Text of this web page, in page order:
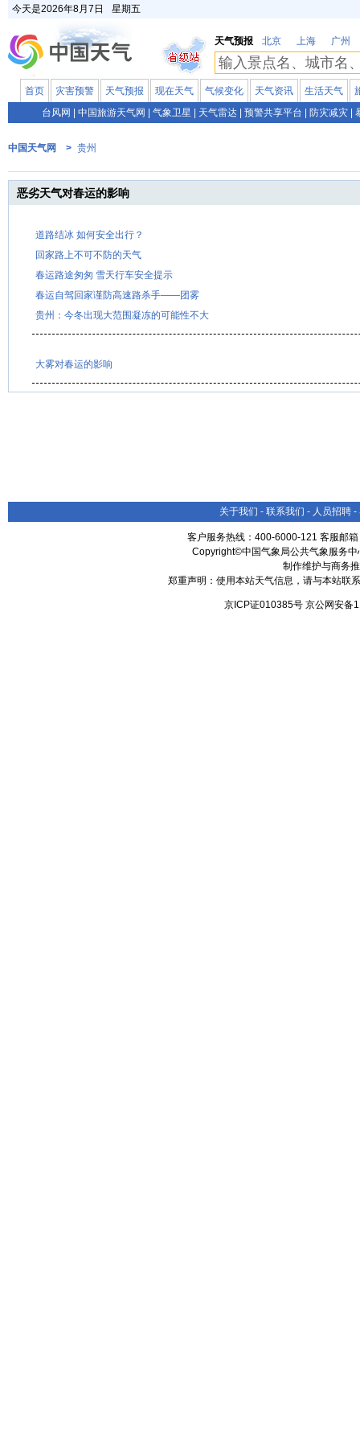
今天是2026年8月7日 星期五
天气预报 北京 上海 广州
首页 灾害预警 天气预报 现在天气 气候变化 天气资讯 生活天气
台风网
中国旅游天气网 气象卫星 天气雷达 预警共享平台 防灾减灾
中国天气网 > 贵州
恶劣天气对春运的影响
道路结冰 如何安全出行？
回家路上不可不防的天气
春运路途匆匆 雪天行车安全提示
春运自驾回家谨防高速路杀手——团雾
贵州：今冬出现大范围凝冻的可能性不大
大雾对春运的影响
关于我们 - 联系我们 - 人员招聘 -
客户服务热线：400-6000-121 客服邮箱
Copyright©中国气象局公共气象服务
制作维护与商务
郑重声明：使用本站天气信息，请与本站联
京ICP证010385号 京公网安备